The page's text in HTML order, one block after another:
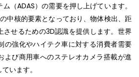
（ADAS）の需要を押し上げています。
中核的要素となっており、物体検出、距
させるための3D認識を提供します。世界
の強化やハイテク車に対する消費者需要
よび商用車へのステレオカメラ搭載が進
います。